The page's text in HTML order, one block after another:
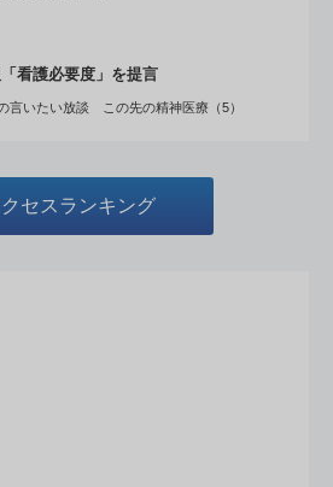
看護必要度」を提言
言いたい放談 この先の精神医療（5）
セスランキング